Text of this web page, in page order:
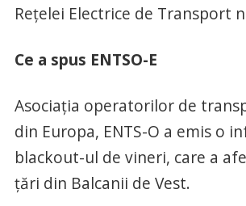
Rețelei Electrice de Transport
Ce a spus ENTSO-E
Asociația operatorilor de
din Europa, ENTS-O a emis o
blackout-ul de vineri, care a
țări din Balcanii de Vest.